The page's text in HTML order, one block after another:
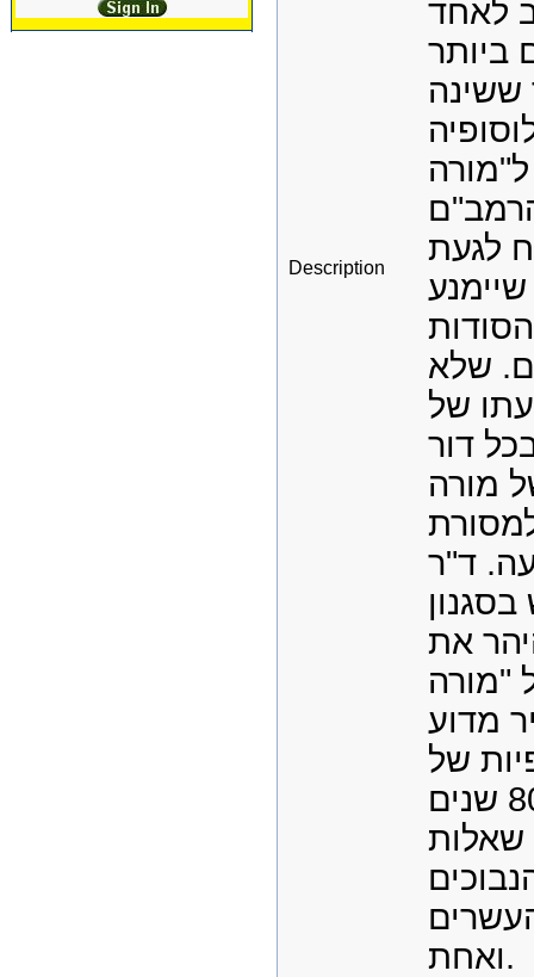
Description
לאחד
ביותר
ששינה
לגעת
שלא
של
דור
מורה
ד"ר
את
"מורה
מדוע
של
הרמב"ם מלפני 800 שנים
שאלות
ואחת.